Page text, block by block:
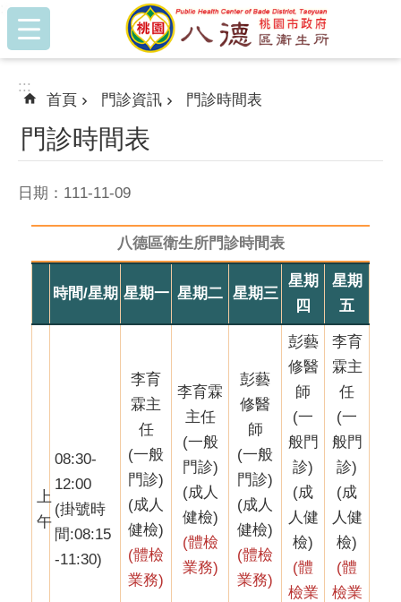
跳到主要內容區塊
:::
:::
首頁 門診資訊 門診時間表
門診時間表
日期：111-11-09
八德區衛生所門診時間表
時間/星期 星期一 星期二 星期三
星期
四
星期
五
上
午
08:30-
12:00
(掛號時
間:08:15
-11:30)
李育
霖主
任
(一般
門診)
(成人
健檢)
(體檢
業務)
李育霖
主任
(一般
門診)
(成人
健檢)
(體檢
業務)
彭藝
修醫
師
(一般
門診)
(成人
健檢)
(體檢
業務)
彭藝
修醫
師
(一
般門
診)
(成
人健
檢)
(體
檢業
李育
霖主
任
(一
般門
診)
(成
人健
檢)
(體
檢業